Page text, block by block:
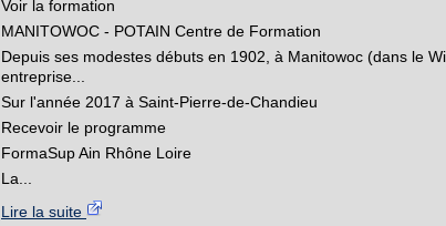
Voir la formation
MANITOWOC - POTAIN Centre de Formation
Depuis ses modestes débuts en 1902, à Manitowoc (dans le
entreprise...
Sur l'année 2017 à Saint-Pierre-de-Chandieu
Recevoir le programme
FormaSup Ain Rhône Loire
La...
Lire la suite